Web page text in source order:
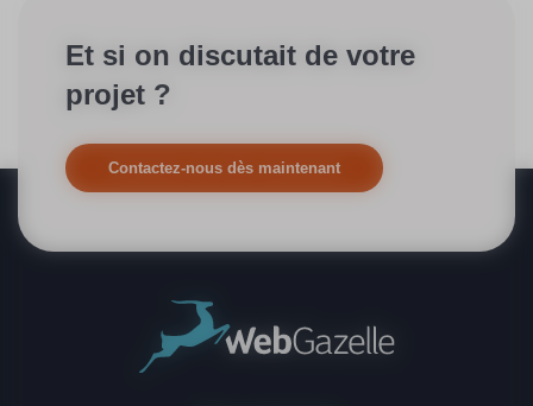
Et si on discutait de votre
projet ?
Contactez-nous dès maintenant